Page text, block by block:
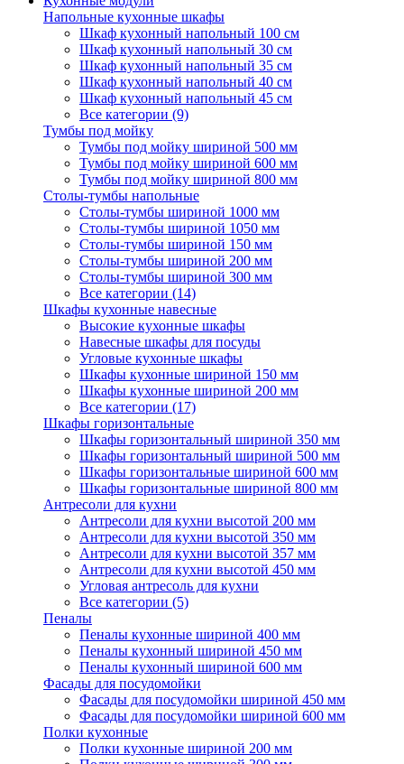
Напольные кухонные шкафы
Шкаф кухонный напольный 100 см
Шкаф кухонный напольный 30 см
Шкаф кухонный напольный 35 см
Шкаф кухонный напольный 40 см
Шкаф кухонный напольный 45 см
Все категории (9)
Тумбы под мойку
Тумбы под мойку шириной 500 мм
Тумбы под мойку шириной 600 мм
Тумбы под мойку шириной 800 мм
Столы-тумбы напольные
Столы-тумбы шириной 1000 мм
Столы-тумбы шириной 1050 мм
Столы-тумбы шириной 150 мм
Столы-тумбы шириной 200 мм
Столы-тумбы шириной 300 мм
Все категории (14)
Шкафы кухонные навесные
Высокие кухонные шкафы
Навесные шкафы для посуды
Угловые кухонные шкафы
Шкафы кухонные шириной 150 мм
Шкафы кухонные шириной 200 мм
Все категории (17)
Шкафы горизонтальные
Шкафы горизонтальный шириной 350 мм
Шкафы горизонтальный шириной 500 мм
Шкафы горизонтальные шириной 600 мм
Шкафы горизонтальные шириной 800 мм
Антресоли для кухни
Антресоли для кухни высотой 200 мм
Антресоли для кухни высотой 350 мм
Антресоли для кухни высотой 357 мм
Антресоли для кухни высотой 450 мм
Угловая антресоль для кухни
Все категории (5)
Пеналы
Пеналы кухонные шириной 400 мм
Пеналы кухонный шириной 450 мм
Пеналы кухонный шириной 600 мм
Фасады для посудомойки
Фасады для посудомойки шириной 450 мм
Фасады для посудомойки шириной 600 мм
Полки кухонные
Полки кухонные шириной 200 мм